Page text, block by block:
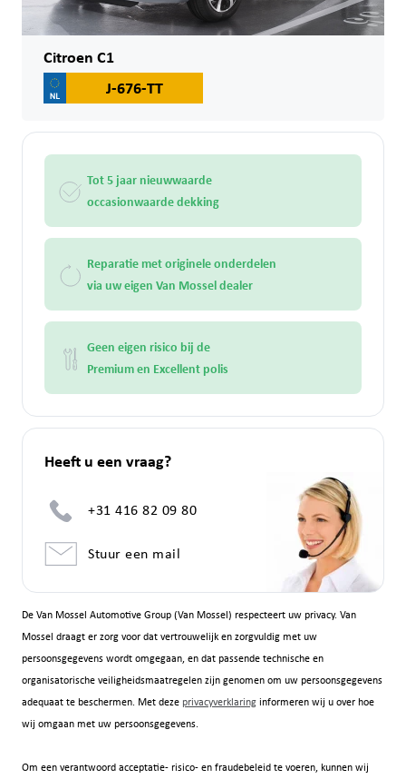
De Van Mossel Automotive Group (Van Mossel) respecteert uw privacy. Van
Mossel draagt er zorg voor dat vertrouwelijk en zorgvuldig met uw
persoonsgegevens wordt omgegaan, en dat passende technische en
organisatorische veiligheidsmaatregelen zijn genomen om uw persoonsgegevens
adequaat te beschermen. Met deze privacyverklaringinformeren wij u over hoe
wij omgaan met uw persoonsgegevens.
Om een verantwoord acceptatie- risico- en fraudebeleid te voeren, kunnen wij
Citroen C1
J-676-TT
Tot 5 jaar nieuwwaarde
occasionwaarde dekking
Reparatie met originele onderdelen
via uw eigen Van Mossel dealer
Geen eigen risico bij de
Premium en Excellent polis
Heeft u een vraag?
+31 416 82 09 80
Stuur een mail